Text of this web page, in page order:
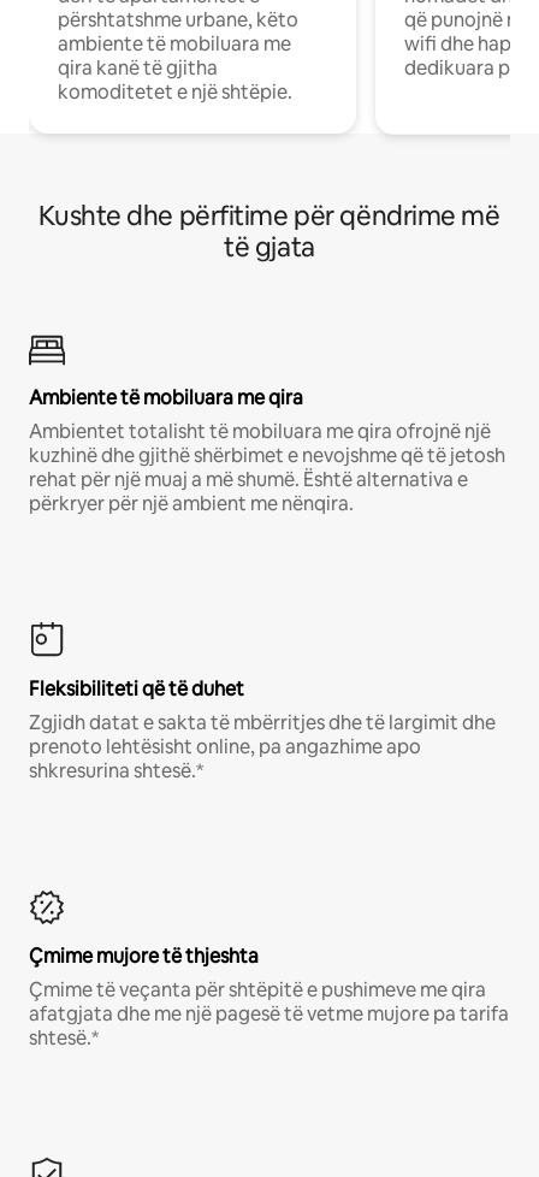
përshtatshme urbane, këto
ambiente të mobiluara me
qira kanë të gjitha
komoditetet e një shtëpie.
që punojnë në
wifi dhe
dedikuara
Kushte dhe përfitime për qëndrime më
të gjata
Ambiente të mobiluara me qira
Ambientet totalisht të mobiluara me qira ofrojnë një
kuzhinë dhe gjithë shërbimet e nevojshme që të jetosh
rehat për një muaj a më shumë. Është alternativa e
përkryer për një ambient me nënqira.
Fleksibiliteti që të duhet
Zgjidh datat e sakta të mbërritjes dhe të largimit dhe
prenoto lehtësisht online, pa angazhime apo
shkresurina shtesë.*
Çmime mujore të thjeshta
Çmime të veçanta për shtëpitë e pushimeve me qira
afatgjata dhe me një pagesë të vetme mujore pa tarifa
shtesë.*